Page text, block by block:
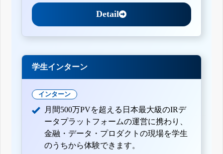
Detail
学生インターン
インターン
月間500万PVを超える日本最大級のIRデ
ータプラットフォームの運営に携わり、
金融・データ・プロダクトの現場を学生
のうちから体験できます。